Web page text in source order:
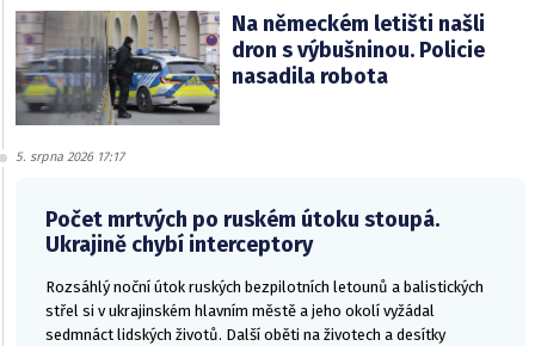
Na německém letišti našli
dron s výbušninou. Policie
nasadila robota
5. srpna 2026 17:17
Počet mrtvých po ruském útoku stoupá.
Ukrajině chybí interceptory
Rozsáhlý noční útok ruských bezpilotních letounů a balistických
střel si v ukrajinském hlavním městě a jeho okolí vyžádal
sedmnáct lidských životů. Další oběti na životech a desítky